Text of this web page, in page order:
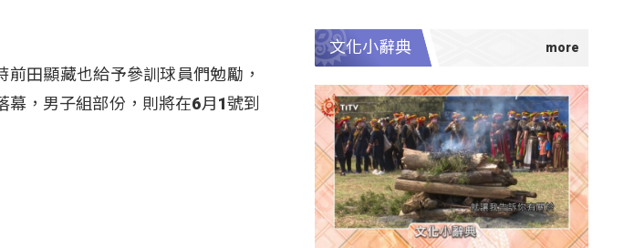
田顯藏也給予參訓球員們勉勵，
幕，男子組部份，則將在6月1號到
文化小辭典